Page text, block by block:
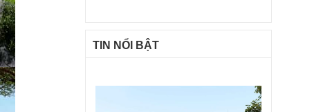
TIN NỔI BẬT